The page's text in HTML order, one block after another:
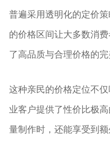
普遍采用透明化的定价
的价格区间让大多数消
了高品质与合理价格的完
这种亲民的价格定位不
业客户提供了性价比极
量制作时，还能享受到额